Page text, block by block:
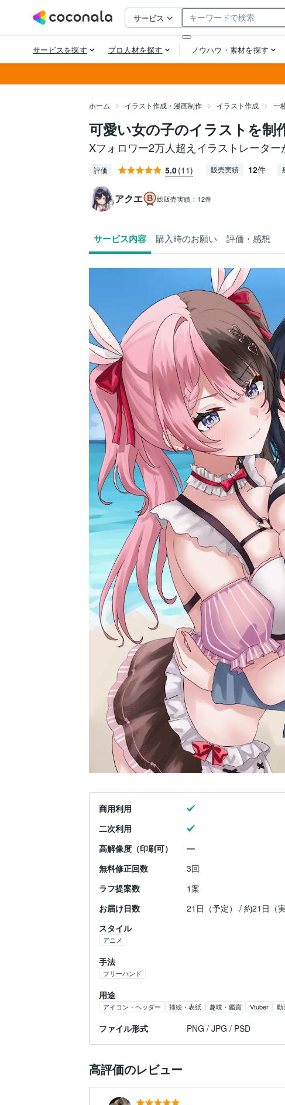
ホーム イラスト作成・漫画制作 イラスト作成 一
可愛い女の子のイラストを制
Xフォロワー2万人超えイラストレータ
評価 5.0(11) 販売実績 12件
アクエ 総販売実績： 12件
サービス内容 購入時のお願い 評価・感想
商用利用
二次利用
高解像度（印刷可）
無料修正回数
3回
ラフ提案数
1案
お届け日数
21日（予定） / 約21日（実
スタイル
アニメ
手法
フリーハンド
用途
アイコン・ヘッダー 挿絵・表紙 趣味・鑑賞 Vtuber 動
ファイル形式 PNG / JPG / PSD
高評価のレビュー